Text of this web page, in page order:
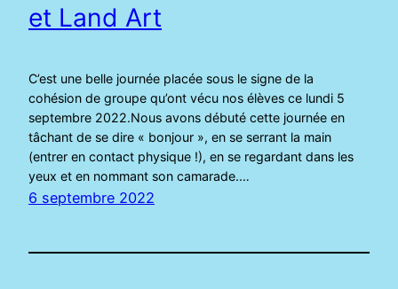
et Land Art
C’est une belle journée placée sous le signe de la
cohésion de groupe qu’ont vécu nos élèves ce lundi 5
septembre 2022.Nous avons débuté cette journée en
tâchant de se dire « bonjour », en se serrant la main
(entrer en contact physique !), en se regardant dans les
yeux et en nommant son camarade.…
6 septembre 2022